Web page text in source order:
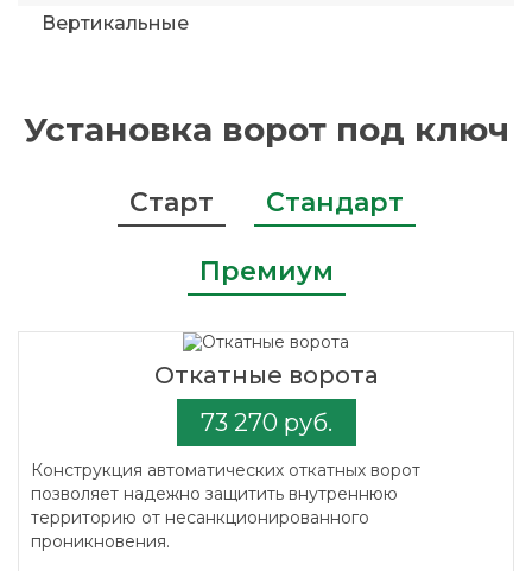
Вертикальные
Установка ворот под ключ
Старт Стандарт
Премиум
Откатные ворота
73 270 руб.
Конструкция автоматических откатных ворот
позволяет надежно защитить внутреннюю
территорию от несанкционированного
проникновения.